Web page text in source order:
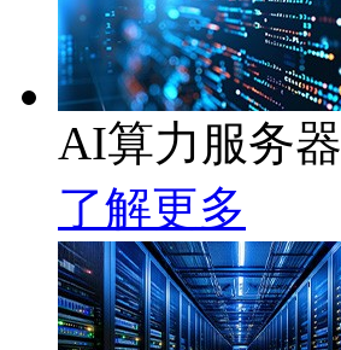
AI算力服务器
了解更多